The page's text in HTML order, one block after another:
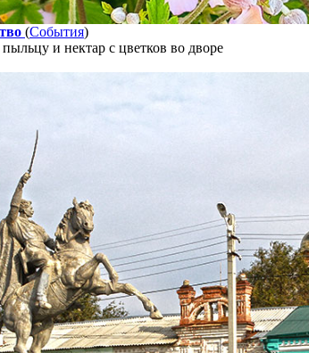
(События)
и нектар с цветков во дворе